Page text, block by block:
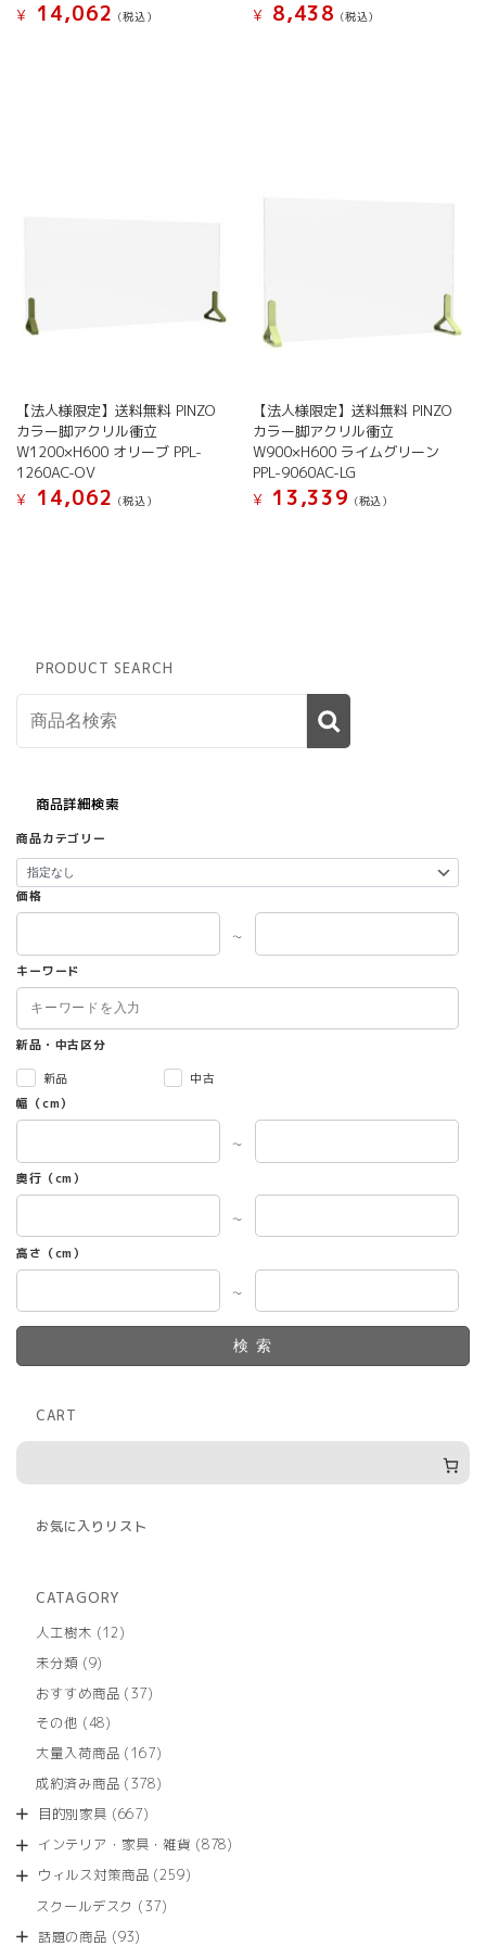
¥ 14,062 (税込） ¥ 8,438 (税込）
【法人様限定】送料無料 PINZO
カラー脚アクリル衝立
W1200×H600 オリーブ PPL-
1260AC-OV
¥
14,062 (税込）
【法人様限定】送料無料 PINZO
カラー脚アクリル衝立
W900×H600 ライムグリーン
PPL-9060AC-LG
¥
13,339 (税込）
PRODUCT SEARCH
商品詳細検索
商品カテゴリー
価格
～
キーワード
新品・中古区分
新品
中古
幅（cm）
～
奥行（cm）
～
高さ（cm）
～
検索
CART
お気に入りリスト
CATAGORY
人工樹木
1212
商
未分類 99
の
商
おすすめ商品 3737
商
その他 4848
の
商
大量入荷商品 167167
の
成約済み商品 378378
商
目的別家具 667667
の
商
インテリア・家具・雑貨 878878
ウィルス対策商品 259259
スクールデスク 3737
話題の商品 9393